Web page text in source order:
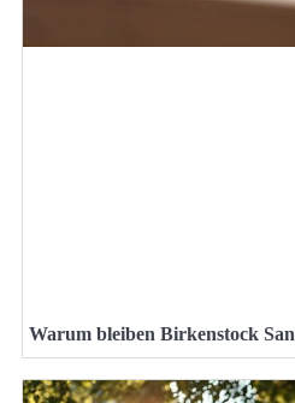
Warum bleiben Birkenstock